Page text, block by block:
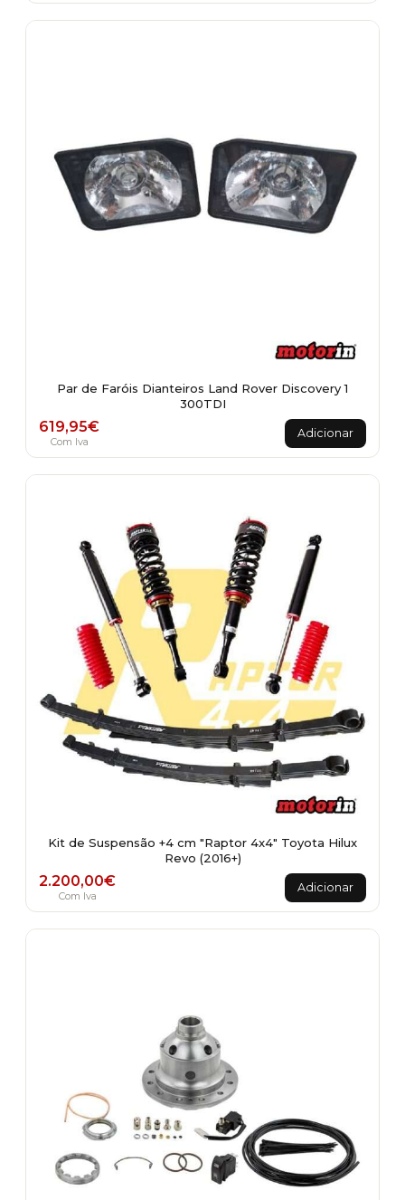
Par de Faróis Dianteiros Land Rover Discovery 1
300TDI
619,95€
Com Iva
Adicionar
Kit de Suspensão +4 cm "Raptor 4x4" Toyota Hilux
Revo (2016+)
2.200,00€
Com Iva
Adicionar